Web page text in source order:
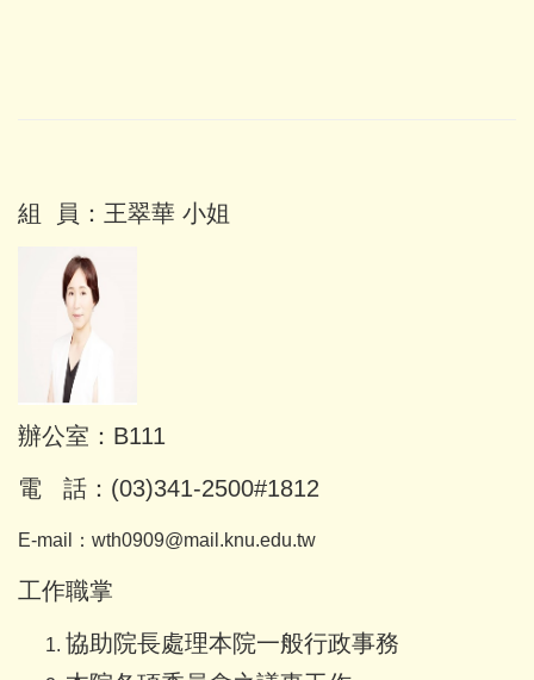
組 員：王翠華 小姐
辦公室：B111
電 話：(03)341-2500#1812
E-mail：wth0909@mail.knu.edu.tw
工作職掌
協助院長處理本院一般行政事務